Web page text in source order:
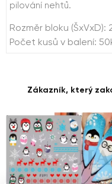
pilování nehtů.
Rozměr bloku (ŠxVxD):
Počet kusů v balení:
Zákazník, který